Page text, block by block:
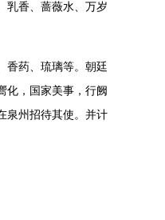
乳香、蔷薇水、万岁
香药、琉璃等。朝廷
化，国家美事，行阙
泉州招待其使。并计